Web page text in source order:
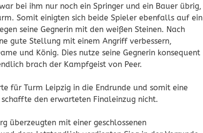
bei ihm nur noch ein Springer und ein Bauer übrig,
Somit einigten sich beide Spieler ebenfalls auf ein
seine Gegnerin mit den weißen Steinen. Nach
gute Stellung mit einem Angriff verbessern,
und König. Dies nutze seine Gegnerin konsequent
brach der Kampfgeist von Peer.
für Turm Leipzig in die Endrunde und somit eine
den erwarteten Finaleinzug nicht.
überzeugten mit einer geschlossenen